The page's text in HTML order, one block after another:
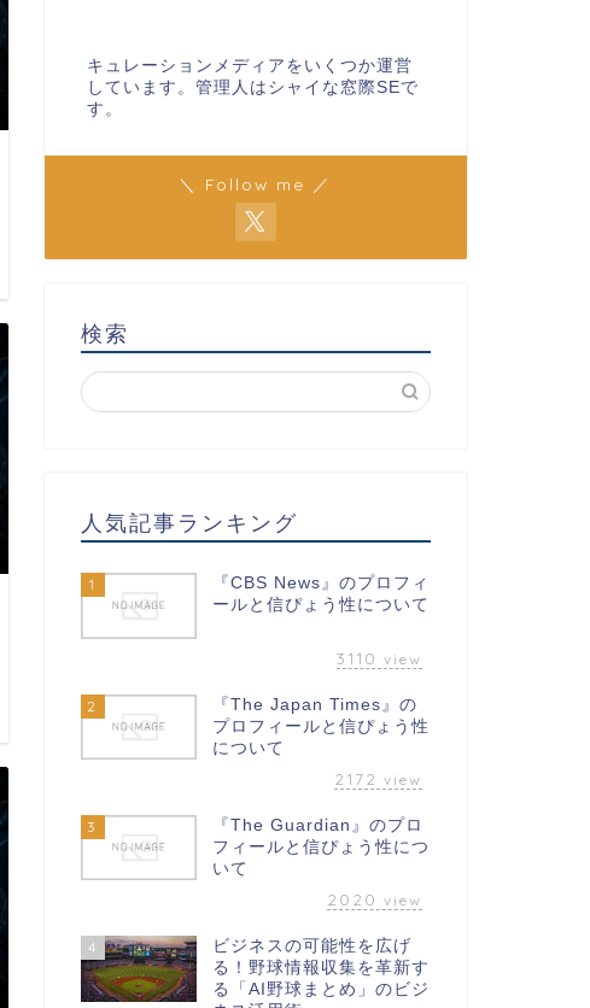
キュレーションメディアをいくつか運営
しています。管理人はシャイな窓際SEで
す。
＼ Follow me ／
検索
人気記事ランキング
1
『CBS News』のプロフィ
ールと信ぴょう性について
3110 view
2
『The Japan Times』の
プロフィールと信ぴょう性
について
2172 view
3
『The Guardian』のプロ
フィールと信ぴょう性につ
いて
2020 view
4
ビジネスの可能性を広げ
る！野球情報収集を革新す
る「AI野球まとめ」のビジ